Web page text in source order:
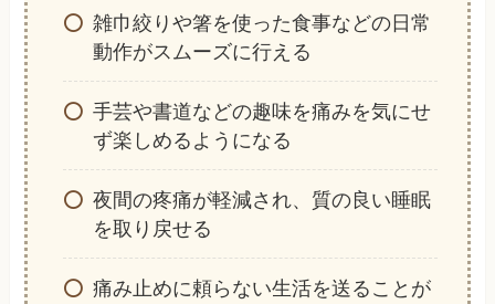
雑巾絞りや箸を使った食事などの日常
動作がスムーズに行える
手芸や書道などの趣味を痛みを気にせ
ず楽しめるようになる
夜間の疼痛が軽減され、質の良い睡眠
を取り戻せる
痛み止めに頼らない生活を送ることが